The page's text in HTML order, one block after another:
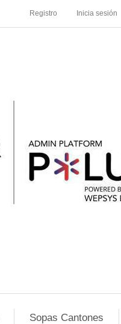
Registro Inicia sesión
Sopas Cantones